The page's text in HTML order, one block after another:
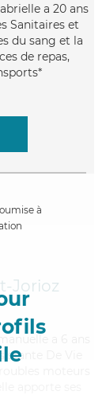
a 20 ans
Sanitaires et
du sang et la
de repas,
à
Jorioz
a 6 ans
De Vie